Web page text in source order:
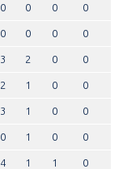
0 0 0 0
0 0 0 0
3 2 0 0
2 1 0 0
3 1 0 0
0 1 0 0
4 1 1 0